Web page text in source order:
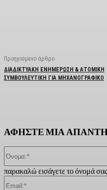
Προηγούμενο άρθρο
ΔΙΑΔΙΚΤΥΑΚΗ ΕΝΗΜΕΡΩΣΗ & ΑΤΟΜΙΚΗ
ΣΥΜΒΟΥΛΕΥΤΙΚΗ ΓΙΑ ΜΗΧΑΝΟΓΡΑΦΙΚΟ
ΑΦΗΣΤΕ ΜΙΑ
παρακαλώ εισάγετε το όνομά